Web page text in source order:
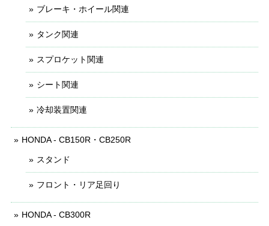
ブレーキ・ホイール関連
タンク関連
スプロケット関連
シート関連
冷却装置関連
HONDA - CB150R・CB250R
スタンド
フロント・リア足回り
HONDA - CB300R